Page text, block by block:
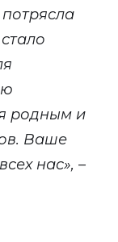
родным и
Ваше
нас», –